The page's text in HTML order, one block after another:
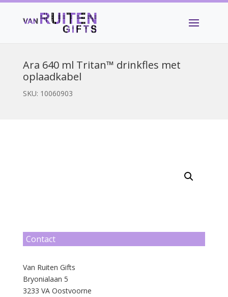
Ara 640 ml Tritan™ drinkfles met
oplaadkabel
SKU: 10060903
Contact
Van Ruiten Gifts
Bryonialaan 5
3233 VA Oostvoorne